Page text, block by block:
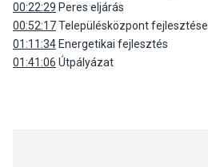
00:22:29 Peres eljárás
00:52:17Településközpont fejlesztése
01:11:34 Energetikai fejlesztés
01:41:06 Útpályázat